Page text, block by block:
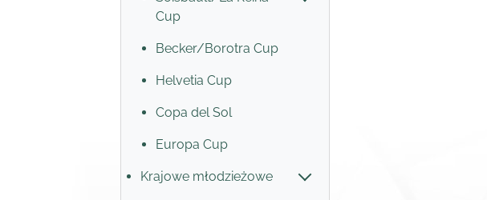
Cup
Becker/Borotra Cup
Helvetia Cup
Copa del Sol
Europa Cup
Krajowe młodzieżowe